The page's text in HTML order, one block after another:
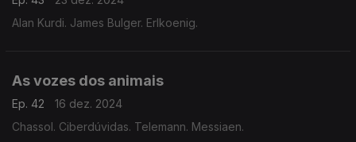
Alan Kurdi. James Bulger. Erlkoenig.
As vozes dos animais
Ep. 42
16 dez. 2024
Chassol. Ciberdúvidas. Telemann. Messiaen.